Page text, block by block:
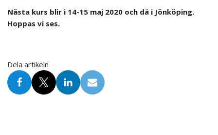
Nästa kurs blir i 14-15 maj 2020 och då i Jönköping.
Hoppas vi ses.
Dela artikeln